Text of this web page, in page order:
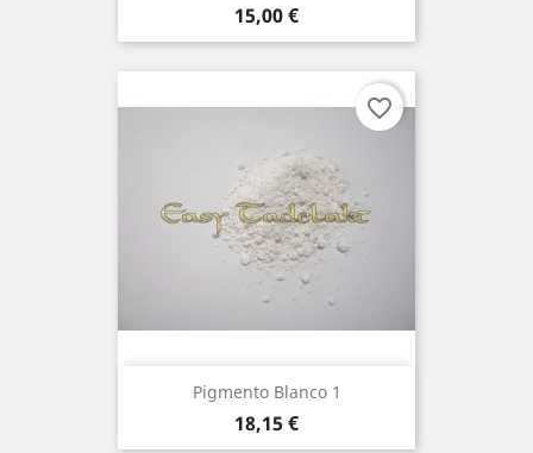
Precio
15,00 €
Pigmento Blanco 1
Precio
18,15 €
favorite_border